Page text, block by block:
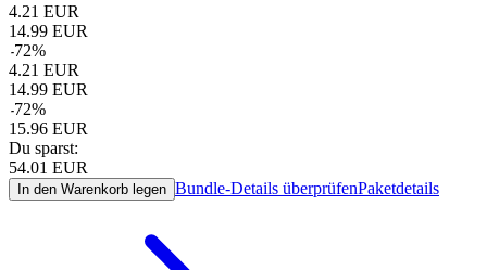
4.21 EUR
14.99 EUR
-72%
4.21 EUR
14.99 EUR
-72%
15.96 EUR
Du sparst:
54.01 EUR
In den Warenkorb legen Bundle-Details überprüfenPaketdetails